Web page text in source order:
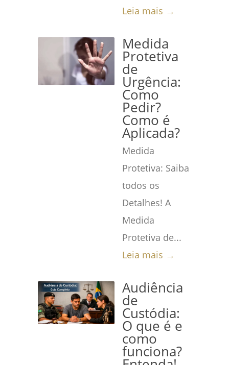
Leia mais →
Medida
Protetiva
de
Urgência:
Como
Pedir?
Como é
Aplicada?
Medida
Protetiva: Saiba
todos os
Detalhes! A
Medida
Protetiva de...
Leia mais →
Audiência
de
Custódia:
O que é e
como
funciona?